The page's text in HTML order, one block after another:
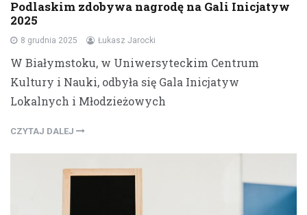
Podlaskim zdobywa nagrodę na Gali Inicjatyw
2025
8 grudnia 2025 Łukasz Jarocki
W Białymstoku, w Uniwersyteckim Centrum
Kultury i Nauki, odbyła się Gala Inicjatyw
Lokalnych i Młodzieżowych
CZYTAJ DALEJ